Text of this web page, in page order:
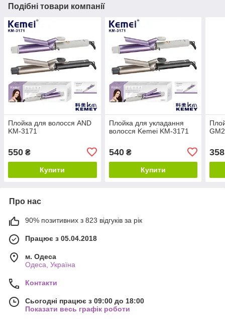
Подібні товари компанії
Плойка для волосся AND
KM-3171
550 ₴
Купити
Плойка для укладання
волосся Kemei KM-3171
540₴
Купити
358
Про нас
90% позитивних з 823 відгуків за рік
Працює з 05.04.2018
м. Одеса
Одеса, Україна
Контакти
Сьогодні працює з 09:00 до 18:00
Показати весь графік роботи